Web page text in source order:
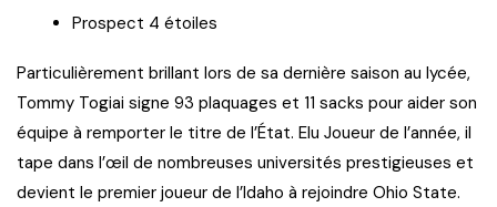
Prospect 4 étoiles
Particulièrement brillant lors de sa dernière saison au lycée,
Tommy Togiai signe 93 plaquages et 11 sacks pour aider son
équipe à remporter le titre de l’État. Elu Joueur de l’année, il
tape dans l’œil de nombreuses universités prestigieuses et
devient le premier joueur de l’Idaho à rejoindre Ohio State.